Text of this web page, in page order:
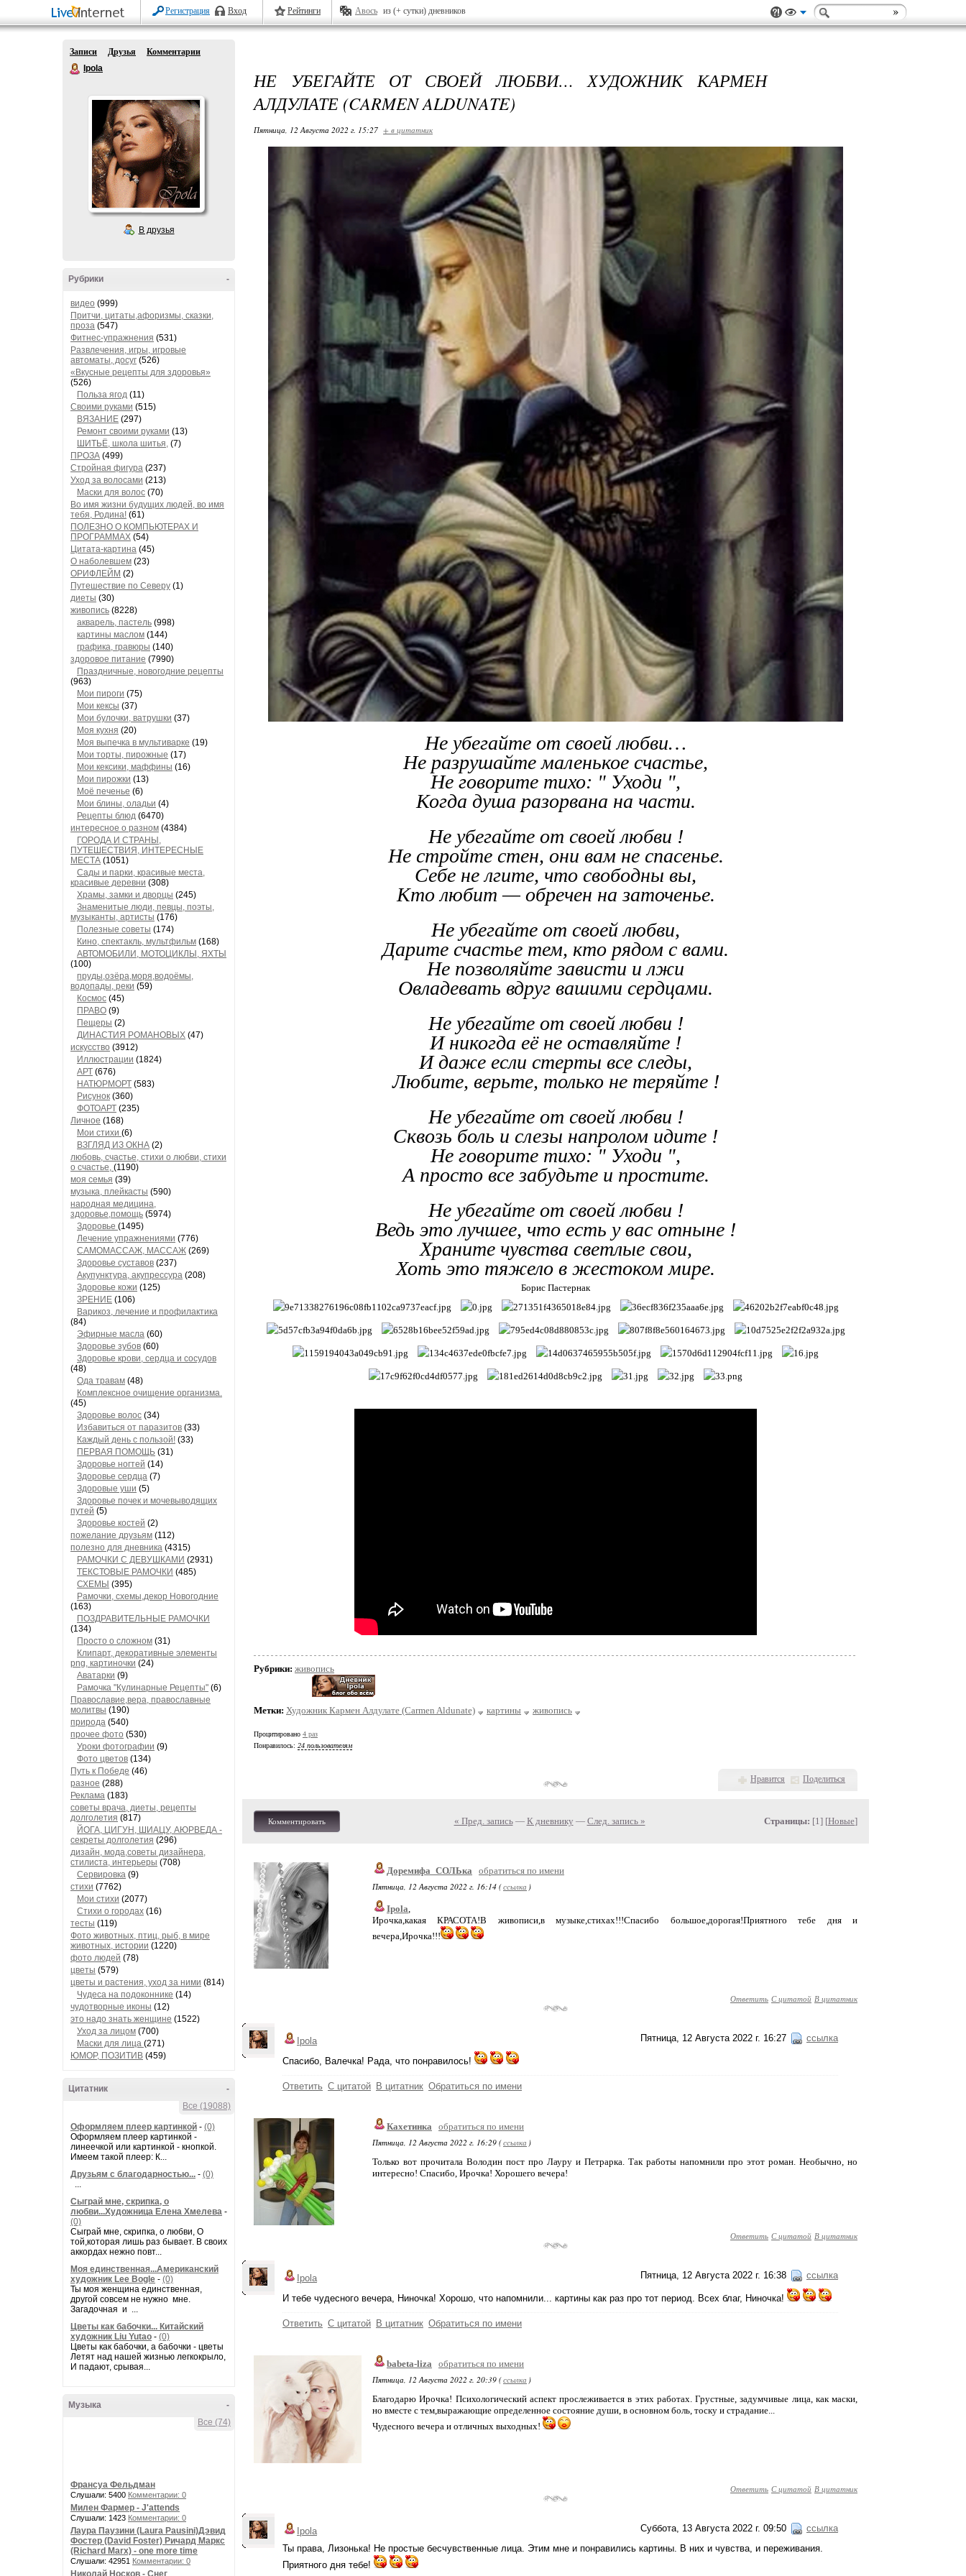
Регистрация Вход Рейтинги Авось из (+ сутки) дневников
Записи Друзья
Комментарии
Ipola
В друзья
-
Рубрики
видео (999)
Притчи, цитаты,афоризмы, сказки,
проза (547)
Фитнес-упражнения (531)
Развлечения, игры, игровые
автоматы, досуг (526)
«Вкусные рецепты для здоровья»
(526)
Польза ягод (11)
Своими руками (515)
ВЯЗАНИЕ (297)
Ремонт своими руками (13)
ШИТЬЁ, школа шитья, (7)
ПРОЗА (499)
Стройная фигура (237)
Уход за волосами (213)
Маски для волос (70)
Во имя жизни будущих людей, во имя
тебя, Родина! (61)
ПОЛЕЗНО О КОМПЬЮТЕРАХ И
ПРОГРАММАХ (54)
Цитата-картина (45)
О наболевшем (23)
ОРИФЛЕЙМ (2)
Путешествие по Северу (1)
диеты (30)
живопись (8228)
акварель, пастель (998)
картины маслом (144)
графика, гравюры (140)
здоровое питание (7990)
Праздничные, новогодние рецепты
(963)
Мои пироги (75)
Мои кексы (37)
Мои булочки, ватрушки (37)
Моя кухня (20)
Моя выпечка в мультиварке (19)
Мои торты, пирожные (17)
Мои кексики, маффины (16)
Мои пирожки (13)
Моё печенье (6)
Мои блины, оладьи (4)
Рецепты блюд (6470)
интересное о разном (4384)
ГОРОДА И СТРАНЫ,
ПУТЕШЕСТВИЯ, ИНТЕРЕСНЫЕ
МЕСТА (1051)
Сады и парки, красивые места,
красивые деревни (308)
Храмы, замки и дворцы (245)
Знаменитые люди, певцы, поэты,
музыканты, артисты (176)
Полезные советы (174)
Кино, спектакль, мультфильм (168)
АВТОМОБИЛИ, МОТОЦИКЛЫ, ЯХТЫ
(100)
пруды,озёра,моря,водоёмы,
водопады, реки (59)
Космос (45)
ПРАВО (9)
Пещеры (2)
ДИНАСТИЯ РОМАНОВЫХ (47)
искусство (3912)
Иллюстрации (1824)
АРТ (676)
НАТЮРМОРТ (583)
Рисунок (360)
ФОТОАРТ (235)
Личное (168)
Мои стихи (6)
ВЗГЛЯД ИЗ ОКНА (2)
любовь, счастье, стихи о любви, стихи
о счастье, (1190)
моя семья (39)
музыка, плейкасты (590)
народная медицина,
здоровье,помощь (5974)
Здоровье (1495)
Лечение упражнениями (776)
САМОМАССАЖ, МАССАЖ (269)
Здоровье суставов (237)
Акупунктура, акупрессура (208)
Здоровье кожи (125)
ЗРЕНИЕ (106)
Варикоз, лечение и профилактика
(84)
Эфирные масла (60)
Здоровье зубов (60)
Здоровье крови, сердца и сосудов
(48)
Ода травам (48)
Комплексное очищение организма.
(45)
Здоровье волос (34)
Избавиться от паразитов (33)
Каждый день с пользой! (33)
ПЕРВАЯ ПОМОЩЬ (31)
Здоровье ногтей (14)
Здоровье сердца (7)
Здоровые уши (5)
Здоровье почек и мочевыводящих
путей (5)
Здоровье костей (2)
пожелание друзьям (112)
полезно для дневника (4315)
РАМОЧКИ С ДЕВУШКАМИ (2931)
ТЕКСТОВЫЕ РАМОЧКИ (485)
СХЕМЫ (395)
Рамочки, схемы,декор Новогодние
(163)
ПОЗДРАВИТЕЛЬНЫЕ РАМОЧКИ
(134)
Просто о сложном (31)
Клипарт, декоративные элементы
png, картиночки (24)
Аватарки (9)
Рамочка "Кулинарные Рецепты" (6)
Православие,вера, православные
молитвы (190)
природа (540)
прочее фото (530)
Уроки фотографии (9)
Фото цветов (134)
Путь к Победе (46)
разное (288)
Реклама (183)
советы врача, диеты, рецепты
долголетия (817)
ЙОГА, ЦИГУН, ШИАЦУ, АЮРВЕДА -
секреты долголетия (296)
дизайн, мода,советы дизайнера,
стилиста, интерьеры (708)
Сервировка (9)
стихи (7762)
Мои стихи (2077)
Стихи о городах (16)
тесты (119)
Фото животных, птиц, рыб, в мире
животных, истории (1220)
фото людей (78)
цветы (579)
цветы и растения, уход за ними (814)
Чудеса на подоконнике (14)
чудотворные иконы (12)
это надо знать женщине (1522)
Уход за лицом (700)
Маски для лица (271)
ЮМОР, ПОЗИТИВ (459)
-
Цитатник
Все (19088)
Оформляем плеер картинкой - (0)
Оформляем плеер картинкой -
линеечкой или картинкой - кнопкой.
Имеем такой плеер: К...
Друзьям с благодарностью... - (0)
...
Сыграй мне, скрипка, о
любви...Художница Елена Хмелева -
(0)
Сыграй мне, скрипка, о любви, О
той,которая лишь раз бывает. В своих
аккордах нежно повт...
Моя единственная...Американский
художник Lee Bogle - (0)
Ты моя женщина единственная,
другой совсем не нужно мне.
Загадочная и ...
Цветы как бабочки... Китайский
художник Liu Yutao - (0)
Цветы как бабочки, а бабочки - цветы
Летят над нашей жизнью легкокрыло,
И падают, срывая...
-
Музыка
Все (74)
Франсуа Фельдман
Слушали: 5400 Комментарии: 0
Милен Фармер - J'attends
Слушали: 1423 Комментарии: 0
Лаура Паузини (Laura Pausini)Дэвид
Фостер (David Foster) Ричард Маркс
(Richard Marx) - one more time
Слушали: 42951 Комментарии: 0
Николай Носков - Снег
НЕ УБЕГАЙТЕ ОТ СВОЕЙ ЛЮБВИ… ХУДОЖНИК КАРМЕН
АЛДУЛАТЕ (CARMEN ALDUNATE)
Пятница, 12 Августа 2022 г. 15:27 + в цитатник
Не убегайте от своей любви…
Не разрушайте маленькое счастье,
Не говорите тихо: " Уходи ",
Когда душа разорвана на части.
Не убегайте от своей любви !
Не стройте стен, они вам не спасенье.
Себе не лгите, что свободны вы,
Кто любит — обречен на заточенье.
Не убегайте от своей любви,
Дарите счастье тем, кто рядом с вами.
Не позволяйте зависти и лжи
Овладевать вдруг вашими сердцами.
Не убегайте от своей любви !
И никогда её не оставляйте !
И даже если стерты все следы,
Любите, верьте, только не теряйте !
Не убегайте от своей любви !
Сквозь боль и слезы напролом идите !
Не говорите тихо: " Уходи ",
А просто все забудьте и простите.
Не убегайте от своей любви !
Ведь это лучшее, что есть у вас отныне !
Храните чувства светлые свои,
Хоть это тяжело в жестоком мире.
Борис Пастернак
Рубрики: живопись
Метки: Художник Кармен Алдулате (Carmen Aldunate) картины живопись
Процитировано 4 раз
Понравилось: 24 пользователям
Нравится Поделиться
Комментировать « Пред. запись— К дневнику — След. запись » Страницы: [1] [Новые]
Доремифа_СОЛЬка
обратиться по имени
Пятница, 12 Августа 2022 г. 16:14 (ссылка )
Ipola,
Ирочка,какая КРАСОТА!В живописи,в музыке,стихах!!!Спасибо большое,дорогая!Приятного тебе дня и
вечера,Ирочка!!!
Ответить С цитатой В цитатник
Пятница, 12 Августа 2022 г. 16:27 ссылка
Ipola
Спасибо, Валечка! Рада, что понравилось!
Ответить С цитатой В цитатник Обратиться по имени
Кахетинка
обратиться по имени
Пятница, 12 Августа 2022 г. 16:29 (ссылка )
Только вот прочитала Володин пост про Лауру и Петрарка. Так работы напомнили про этот роман. Необычно, но
интересно! Спасибо, Ирочка! Хорошего вечера!
Ответить С цитатой В цитатник
Пятница, 12 Августа 2022 г. 16:38 ссылка
Ipola
И тебе чудесного вечера, Ниночка! Хорошо, что напомнили... картины как раз про тот период. Всех благ, Ниночка!
Ответить С цитатой В цитатник Обратиться по имени
babeta-liza
обратиться по имени
Пятница, 12 Августа 2022 г. 20:39 (ссылка )
Благодарю Ирочка! Психологический аспект прослеживается в этих работах. Грустные, задумчивые лица, как маски,
но вместе с тем,выражающие определенное состояние души, в основном боль, тоску и страдание...
Чудесного вечера и отличных выходных!
Ответить С цитатой В цитатник
Суббота, 13 Августа 2022 г. 09:50 ссылка
Ipola
Ты права, Лизонька! Не простые бесчувственные лица. Этим мне и понравились картины. В них и чувства, и переживания.
Приятного дня тебе!